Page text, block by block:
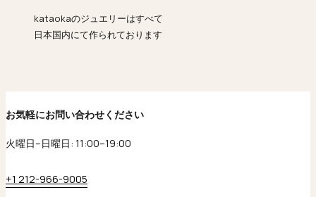
kataokaのジュエリーはすべて
日本国内にて作られております
お気軽にお問い合わせください
火曜日–日曜日: 11:00–19:00
+1 212-966-9005